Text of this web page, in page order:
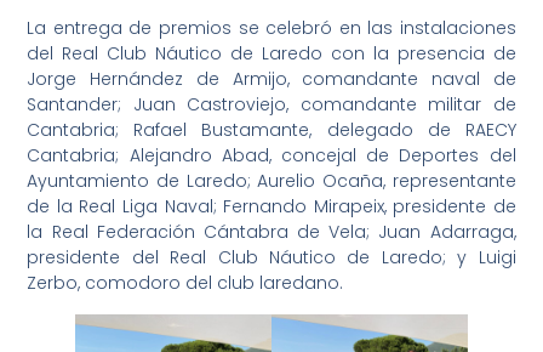
La entrega de premios se celebró en las instalaciones
del Real Club Náutico de Laredo con la presencia de
Jorge Hernández de Armijo, comandante naval de
Santander; Juan Castroviejo, comandante militar de
Cantabria; Rafael Bustamante, delegado de RAECY
Cantabria; Alejandro Abad, concejal de Deportes del
Ayuntamiento de Laredo; Aurelio Ocaña, representante
de la Real Liga Naval; Fernando Mirapeix, presidente de
la Real Federación Cántabra de Vela; Juan Adarraga,
presidente del Real Club Náutico de Laredo; y Luigi
Zerbo, comodoro del club laredano.